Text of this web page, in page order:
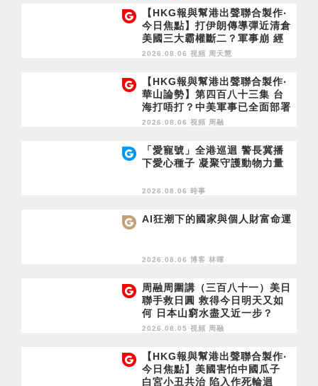
【HKG報與幫港出聲聯合製作‧
今日焦點】打伊朗傳導彈近清倉
美國三大霸權斷二？軍事崩 經
濟損
2026.08.06 視頻 周天慧
【HKG報與幫港出聲聯合製作‧
華山論勢】第四百八十三集 台
海打唔打？中美軍事已全面部署
2028年1月台灣選舉是臨界點？
2026.08.06 視頻 周融
「愛寵號」全港巡迴 警長冀播
下愛心種子 凝聚守護動物力量
2026.08.06 時事
AI狂潮下的國家與個人財富命運
2026.08.06 博客 林暉
周融周圍講（三百八十一）美日
聯手救日圓 救得今日明天又如
何 日本山窮水盡又近一步？
2026.08.05 視頻 周融
【HKG報與幫港出聲聯合製作‧
今日焦點】美國害怕中國瓜子
白宮小丑共治 陷入作死輪迴